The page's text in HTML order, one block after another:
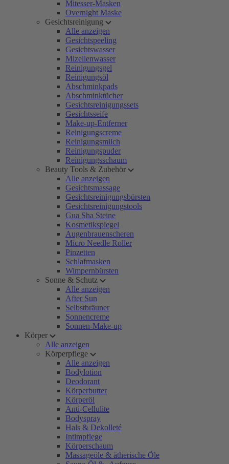
Mitesser-Masken
Overnight Maske
Gesichtsreinigung
Alle anzeigen
Gesichtspeeling
Gesichtswasser
Mizellenwasser
Reinigungsgel
Reinigungsöl
Abschminkpads
Abschminktücher
Gesichtsreinigungssets
Gesichtsseife
Make-up-Entferner
Reinigungscreme
Reinigungsmilch
Reinigungspuder
Reinigungsschaum
Beauty Tools & Zubehör
Alle anzeigen
Gesichtsmassage
Gesichtsreinigungsbürsten
Gesichtsreinigungstools
Gua Sha Steine
Kosmetikspiegel
Augenbrauenscheren
Micro Needle Roller
Pinzetten
Schlafmasken
Wimpernbürsten
Sonne & Schutz
Alle anzeigen
After Sun
Selbstbräuner
Sonnencreme
Sonnen-Make-up
Körper
Alle anzeigen
Körperpflege
Alle anzeigen
Bodylotion
Deodorant
Körperbutter
Körperöl
Anti-Cellulite
Bodyspray
Hals & Dekolleté
Intimpflege
Körperschaum
Massageöle & ätherische Öle